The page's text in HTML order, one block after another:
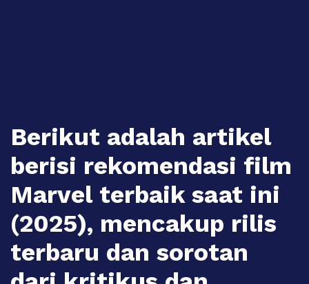
Berikut adalah artikel
berisi rekomendasi film
Marvel terbaik saat ini
(2025), mencakup rilis
terbaru dan sorotan